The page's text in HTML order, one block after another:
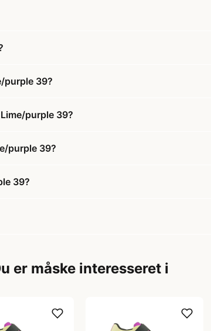
purple 39?
purple 39?
purple 39?
39?
er måske interesseret i